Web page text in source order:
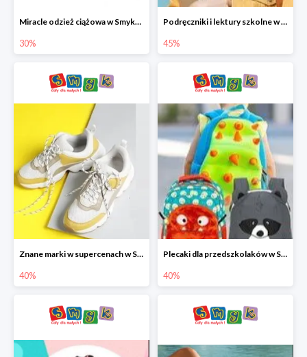
Miracle odzież ciążowa w Smyku co -30%
30%
Podręczniki i lektury szkolne w Smyku do -45%
45%
Znane marki w supercenach w Smyku - buty do -40%
40%
Plecaki dla przedszkolaków w Smyku do -40%
40%